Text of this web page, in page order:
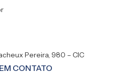
Pereira, 980 – CIC
CONTATO